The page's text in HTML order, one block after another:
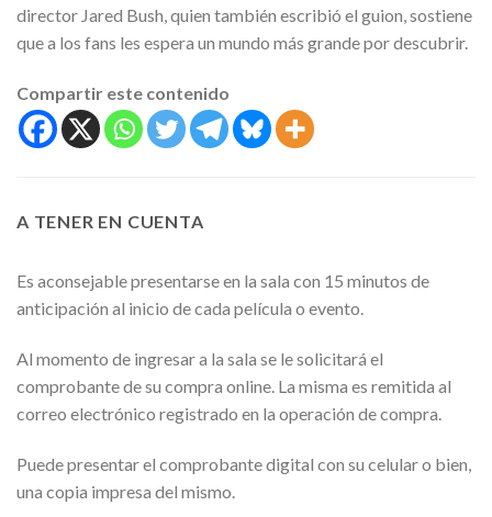
director Jared Bush, quien también escribió el guion, sostiene
que a los fans les espera un mundo más grande por descubrir.
Compartir este contenido
A TENER EN CUENTA
Es aconsejable presentarse en la sala con 15 minutos de
anticipación al inicio de cada película o evento.
Al momento de ingresar a la sala se le solicitará el
comprobante de su compra online. La misma es remitida al
correo electrónico registrado en la operación de compra.
Puede presentar el comprobante digital con su celular o bien,
una copia impresa del mismo.